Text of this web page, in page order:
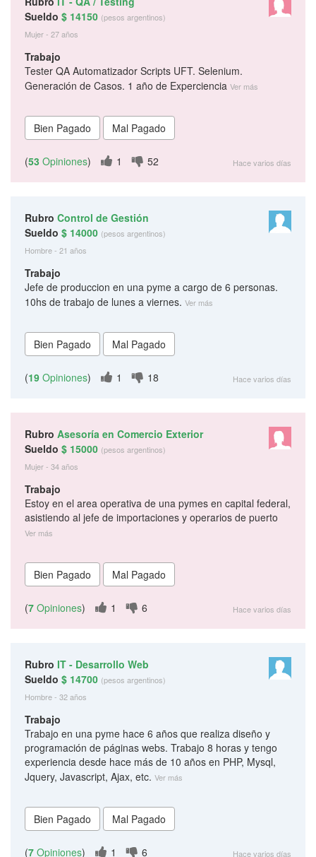
Sueldo $ 14150 (pesos argentinos)
Mujer - 27 años
Trabajo
Tester QA Automatizador Scripts UFT. Selenium.
Generación de Casos. 1 año de Experciencia Ver más
(53 Opiniones) 1 52 Hace varios días
Rubro Control de Gestión
Sueldo $ 14000 (pesos argentinos)
Hombre - 21 años
Trabajo
Jefe de produccion en una pyme a cargo de 6 personas.
10hs de trabajo de lunes a viernes. Ver más
(19 Opiniones) 1 18 Hace varios días
Rubro Asesoría en Comercio Exterior
Sueldo $ 15000 (pesos argentinos)
Mujer - 34 años
Trabajo
Estoy en el area operativa de una pymes en capital federal,
asistiendo al jefe de importaciones y operarios de puerto
Ver más
(7 Opiniones) 1 6 Hace varios días
Rubro IT - Desarrollo Web
Sueldo $ 14700 (pesos argentinos)
Hombre - 32 años
Trabajo
Trabajo en una pyme hace 6 años que realiza diseño y
programación de páginas webs. Trabajo 8 horas y tengo
experiencia desde hace más de 10 años en PHP, Mysql,
Jquery, Javascript, Ajax, etc. Ver más
(7 Opiniones) 1 6 Hace varios días